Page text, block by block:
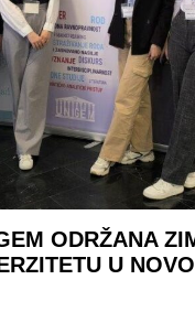
ODRŽANA
U